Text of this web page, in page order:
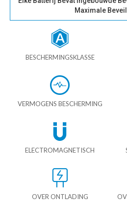
Maximale
BESCHERMINGSKLASSE
VERMOGENS BESCHERMING
ELECTROMAGNETISCH
OVER ONTLADING